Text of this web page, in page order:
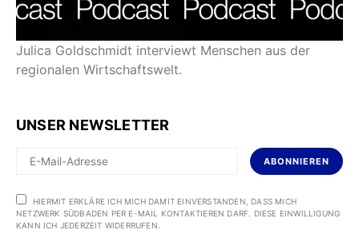
Julica Goldschmidt interviewt Menschen aus der
regionalen Wirtschaftswelt.
UNSER NEWSLETTER
ABONNIEREN
HIERMIT ERKLÄRE ICH MICH DAMIT EINVERSTANDEN, DASS MICH
NETZWERK SÜDBADEN PER E-MAIL KONTAKTIEREN DARF. DIESE EINWILLIGUNG
KANN ICH JEDERZEIT WIDERRUFEN.